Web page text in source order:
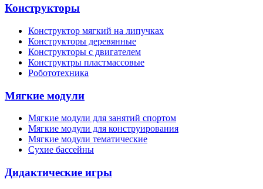
Конструкторы
Конструктор мягкий на липучках
Конструкторы деревянные
Конструкторы с двигателем
Конструктры пластмассовые
Робототехника
Мягкие модули
Мягкие модули для занятий спортом
Мягкие модули для конструирования
Мягкие модули тематические
Сухие бассейны
Дидактические игры